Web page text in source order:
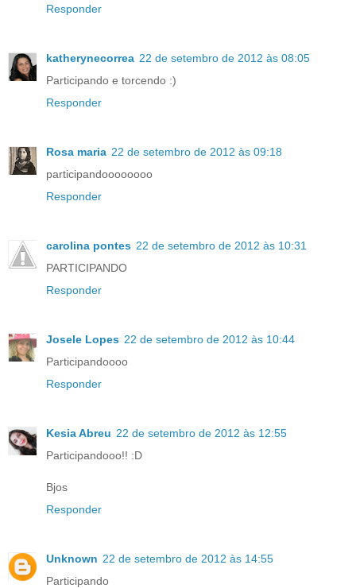
Responder
katherynecorrea 22 de setembro de 2012 às 08:05
Participando e torcendo :)
Responder
Rosa maria 22 de setembro de 2012 às 09:18
participandoooooooo
Responder
carolina pontes 22 de setembro de 2012 às 10:31
PARTICIPANDO
Responder
Josele Lopes 22 de setembro de 2012 às 10:44
Participandoooo
Responder
Kesia Abreu 22 de setembro de 2012 às 12:55
Participandooo!! :D
Bjos
Responder
Unknown 22 de setembro de 2012 às 14:55
Participando